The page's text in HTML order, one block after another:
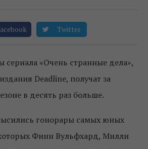
Twitter
сериала «Очень странные дела»,
Deadline, получат за
в десять раз больше.
гонорары самых юных
Финн Вульфхард, Милли